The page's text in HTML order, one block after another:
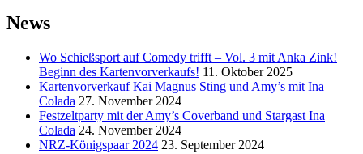
News
Wo Schießsport auf Comedy trifft – Vol. 3 mit Anka Zink!
Beginn des Kartenvorverkaufs! 11. Oktober 2025
Kartenvorverkauf Kai Magnus Sting und Amy’s mit Ina
Colada 27. November 2024
Festzeltparty mit der Amy’s Coverband und Stargast Ina
Colada 24. November 2024
NRZ-Königspaar 2024 23. September 2024